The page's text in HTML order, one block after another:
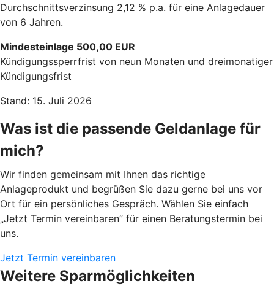
Durchschnittsverzinsung 2,12 % p.a. für eine Anlagedauer
von 6 Jahren.
Mindesteinlage 500,00 EUR
Kündigungssperrfrist von neun Monaten und dreimonatiger
Kündigungsfrist
Stand: 15. Juli 2026
Was ist die passende Geldanlage für
mich?
Wir finden gemeinsam mit Ihnen das richtige
Anlageprodukt und begrüßen Sie dazu gerne bei uns vor
Ort für ein persönliches Gespräch. Wählen Sie einfach
„Jetzt Termin vereinbaren” für einen Beratungstermin bei
uns.
Jetzt Termin vereinbaren
Weitere Sparmöglichkeiten